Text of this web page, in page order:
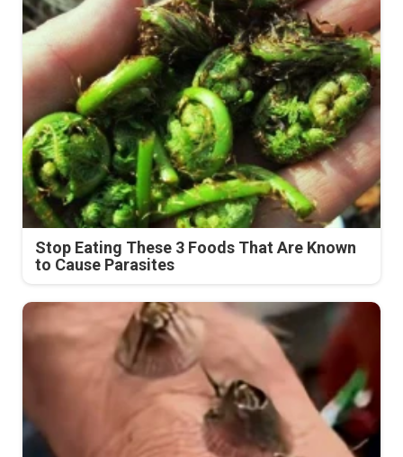
Stop Eating These 3 Foods That Are Known
to Cause Parasites